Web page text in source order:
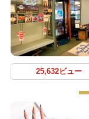
25,632ビュー